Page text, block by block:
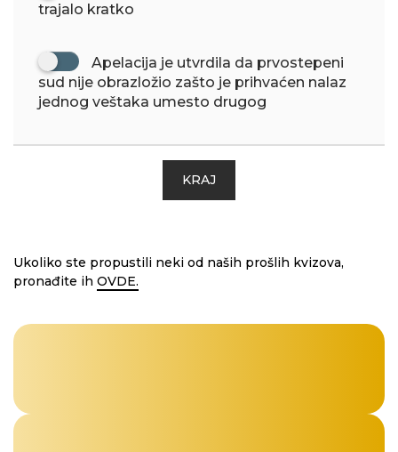
trajalo kratko
Apelacija je utvrdila da prvostepeni
sud nije obrazložio zašto je prihvaćen nalaz
jednog veštaka umesto drugog
KRAJ
Ukoliko ste propustili neki od naših prošlih kvizova,
pronađite ih OVDE.